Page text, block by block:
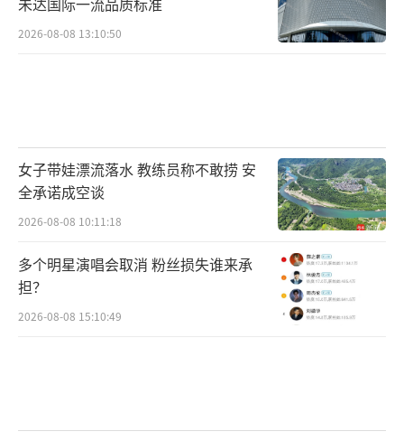
2026-08-08 13:10:50
女子带娃漂流落水 教练员称不敢捞 安
全承诺成空谈
2026-08-08 10:11:18
多个明星演唱会取消 粉丝损失谁来承
担？
2026-08-08 15:10:49